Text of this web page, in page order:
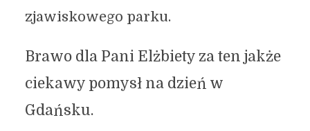
zjawiskowego parku.
Brawo dla Pani Elżbiety za ten jakże
ciekawy pomysł na dzień w
Gdańsku.